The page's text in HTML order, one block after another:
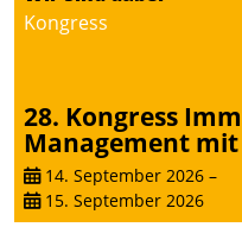
Kongress
28. Kongress
Management mit
14. September 2026 –
15. September 2026